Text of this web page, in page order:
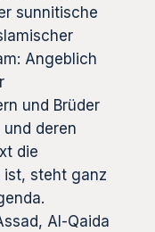
sunnitische
Angeblich
und Brüder
deren
die
ist, steht ganz
Al-Qaida